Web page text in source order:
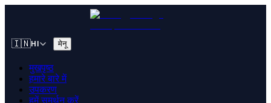
🇮🇳HI मेनू
मुखपृष्ठ
हमारे बारे में
उपकरण
हमें समर्थन करें